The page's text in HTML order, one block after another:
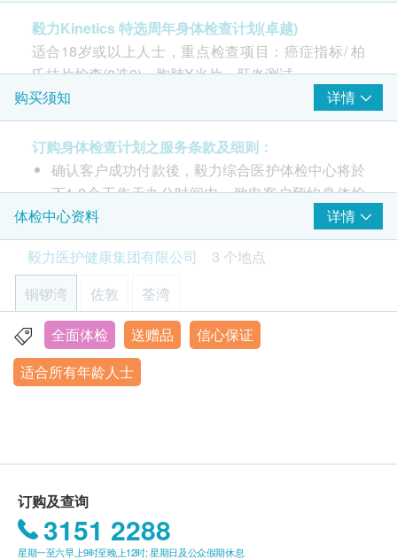
Smartech - “Easy Cook”智能迷你多功能电饭煲(原价$828)
Smartech - “Multi Cook” 智能高速煲 (原价$828)
癌指标 CA125 (卵巢)
癌指标 CA15.3 (乳房)
癌指标 CA19.9 (胰脏)
癌指标 CEA (肠)
癌指标 EBV(鼻咽)
癌指标 PSA(前列腺)
2 重点项目
心脏检查 重点项目
静卧心电图
肺功能 重点项目
胸肺X光片
报告 重点项目
心血管疾病危险因子
丙种反应蛋白 (定量)
毅力Kinetics 特选周年身体检查计划(卓越)
适合18岁或以上人士，重点检查项目：癌症指标/ 柏
氏抹片检查(8选2)、胸肺X光片、肝炎测试
注意事项: - 请详阅以下「条款及细则」了解更多服务
需知及注意事项
购买须知 详情
订购身体检查计划之服务条款及细则：
确认客户成功付款後，毅力综合医护体检中心将於
下1-2个工作天办公时间内，致电客户预约身体检
查的时间和地点，并会通知客户验身注意事项。
客户亦可致电本中心预约或查询，电话：(铜锣
湾)3520 3292 / (佐敦) 3426 9771 / (荃湾) 3101
4866。
部份检查只限佐敦中心，请致电(铜锣湾)3520
3292 / (佐敦) 3426 9771 / (荃湾) 3101 4866 查
询。
本身体检查计划有效期为6个月，客户必须於6个月
出验身报告。如须讲解报告，请先致电中心预约，
客户可选择以下方式领取报告：
(1) 亲身领取：客户亲身往毅力综合医护体检中心
体检中心资料
详情
毅力医护健康集团有限公司
3 个地点
铜锣湾
佐敦 荃湾
香港铜锣湾轩尼诗道555号东角中心(旧翼)1903室
显示地图
全面体检 送赠品
信心保证
适合所有年龄人士
订购及查询
3151 2288
星期一至六早上9时至晚上12时; 星期日及公众假期休息